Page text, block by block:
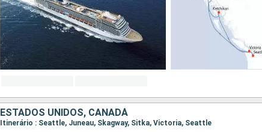
ESTADOS UNIDOS, CANADÁ
Itinerário : Seattle, Juneau, Skagway, Sitka, Victoria, Seattle